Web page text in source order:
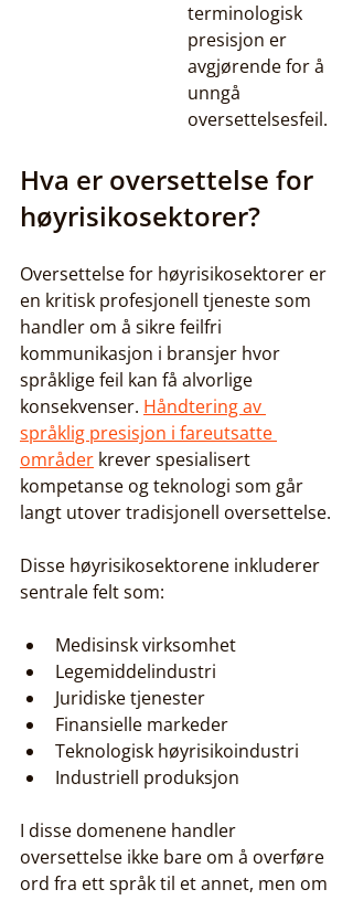
terminologisk
presisjon er
avgjørende for å
unngå
oversettelsesfeil.
Hva er oversettelse for
høyrisikosektorer?
Oversettelse for høyrisikosektorer er
en kritisk profesjonell tjeneste som
handler om å sikre feilfri
kommunikasjon i bransjer hvor
språklige feil kan få alvorlige
konsekvenser. Håndtering av
språklig presisjon i fareutsatte
områder krever spesialisert
kompetanse og teknologi som går
langt utover tradisjonell oversettelse.
Disse høyrisikosektorene inkluderer
sentrale felt som:
Medisinsk virksomhet
Legemiddelindustri
Juridiske tjenester
Finansielle markeder
Teknologisk høyrisikoindustri
Industriell produksjon
I disse domenene handler
oversettelse ikke bare om å overføre
ord fra ett språk til et annet, men om